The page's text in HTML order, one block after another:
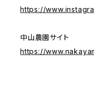
https://
中山農園サイト
https://